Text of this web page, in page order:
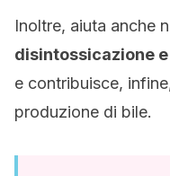
Inoltre, aiuta anche
disintossicazione
e contribuisce,
produzione di bile.